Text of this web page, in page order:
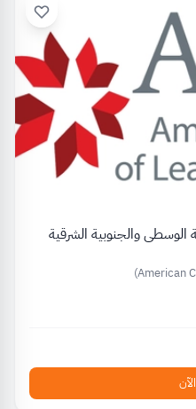
الوسطى والجنوبية الشرقية
American